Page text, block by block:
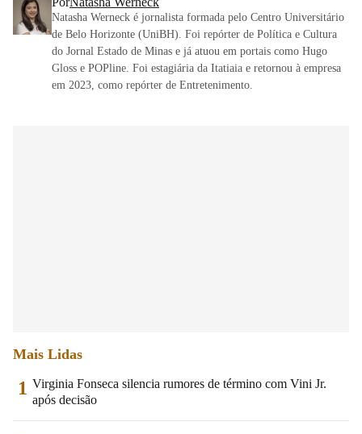
Natasha Werneck é jornalista formada pelo Centro Universitário
de Belo Horizonte (UniBH). Foi repórter de Política e Cultura
do Jornal Estado de Minas e já atuou em portais como Hugo
Gloss e POPline. Foi estagiária da Itatiaia e retornou à empresa
em 2023, como repórter de Entretenimento.
Mais Lidas
1 Virginia Fonseca silencia rumores de término com Vini Jr.
após decisão